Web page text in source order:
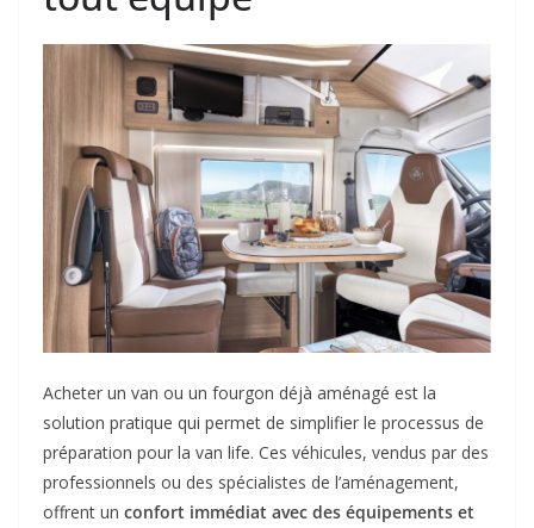
Acheter un van ou un fourgon déjà aménagé est la
solution pratique qui permet de simplifier le processus de
préparation pour la van life. Ces véhicules, vendus par des
professionnels ou des spécialistes de l’aménagement,
offrent un confort immédiat avec des équipements et